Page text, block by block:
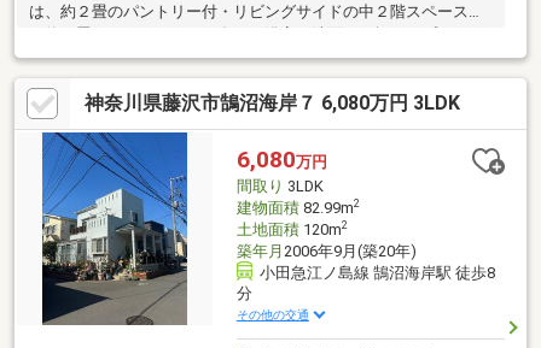
は、約２畳のパントリー付・リビングサイドの中２階スペースに
ーズインクローゼット有り、靴、小物の収納に便利・トイレ２ヶ
所有り・ルーフバルコニーからは、江ノ島、鵠沼の松林、富士山
を眺望・駐車スペース２台、バイク、駐輪スペース有り、江ノ
島、鵠沼海岸へのアクセスも楽しみです！《周辺環境・立地条
件》・第一種低層住居専用地域、鵠沼風致地区内のため、周辺は
緑豊かな住宅街となっています。《道路・方位等》・前面道路
は、通り抜けの出来ないゆとりある幅員4.2mの道路です。
神奈川県藤沢市鵠沼海岸７ 6,080万円 3LDK
6,080万円
間取り 3LDK
建物面積82.99m2
土地面積120m2
築年月 2006年9月(築20年)
小田急江ノ島線 鵠沼海岸駅 徒歩8
分
その他の交通